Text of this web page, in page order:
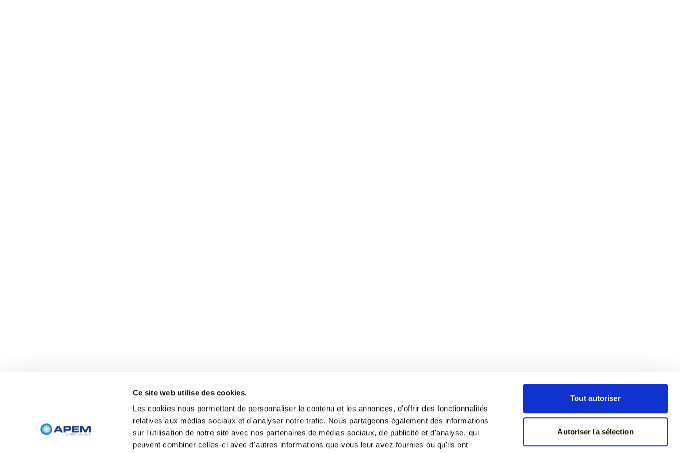
Ce site web utilise des cookies.
Les cookies nous permettent de personnaliser le contenu et les annonces, d'offrir des fonctionnalités
relatives aux médias sociaux et d'analyser notre trafic. Nous partageons également des informations
sur l'utilisation de notre site avec nos partenaires de médias sociaux, de publicité et d'analyse, qui
peuvent combiner celles-ci avec d'autres informations que vous leur avez fournies ou qu'ils ont
Tout autoriser
Autoriser la sélection